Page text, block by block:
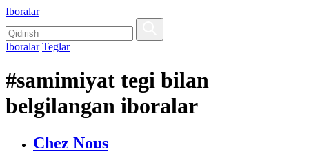
Iboralar
Iboralar Teglar
#samimiyat tegi bilan
belgilangan iboralar
Chez Nous